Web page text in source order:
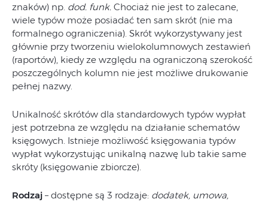
znaków) np. dod. funk. Chociaż nie jest to zalecane,
wiele typów może posiadać ten sam skrót (nie ma
formalnego ograniczenia). Skrót wykorzystywany jest
głównie przy tworzeniu wielokolumnowych zestawień
(raportów), kiedy ze względu na ograniczoną szerokość
poszczególnych kolumn nie jest możliwe drukowanie
pełnej nazwy.
Unikalność skrótów dla standardowych typów wypłat
jest potrzebna ze względu na działanie schematów
księgowych. Istnieje możliwość księgowania typów
wypłat wykorzystując unikalną nazwę lub takie same
skróty (księgowanie zbiorcze).
Rodzaj – dostępne są 3 rodzaje: dodatek, umowa,